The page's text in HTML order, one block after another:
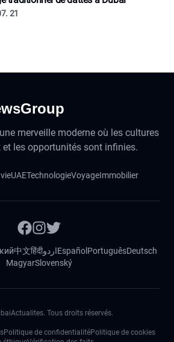
21
merveille moderne où les cultures
et les opportunités sont infinies.
UAETechnologieVoyageImmobilier
中文हिंदीاردوEspañol PortuguêsDeutsch
MagyarSlovenský
Tous droits réservés.
Politique de confidentialitéPolitique de cookies